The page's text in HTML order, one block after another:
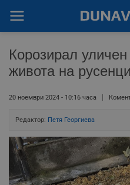
Корозирал
живота на русенци
20 ноември 2024 - 10:16 часа
Редактор: Петя Георгиева